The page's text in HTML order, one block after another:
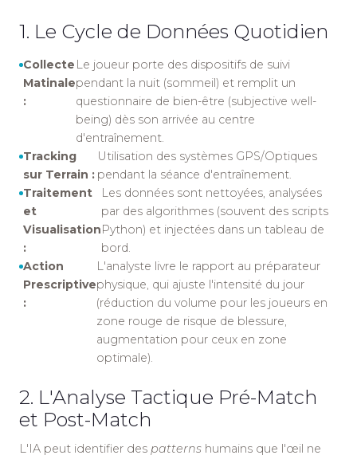
1. Le Cycle de Données Quotidien
Collecte
Matinale
:
Le joueur porte des dispositifs de suivi
pendant la nuit (sommeil) et remplit un
questionnaire de bien-être (subjective well-
being) dès son arrivée au centre
d'entraînement.
Tracking
sur Terrain :
Utilisation des systèmes GPS/Optiques
pendant la séance d'entraînement.
Traitement
et
Visualisation
:
Les données sont nettoyées, analysées
par des algorithmes (souvent des scripts
Python) et injectées dans un tableau de
bord.
Action
Prescriptive
:
L'analyste livre le rapport au préparateur
physique, qui ajuste l'intensité du jour
(réduction du volume pour les joueurs en
zone rouge de risque de blessure,
augmentation pour ceux en zone
optimale).
2. L'Analyse Tactique Pré-Match
et Post-Match
L'IA peut identifier des patterns humains que l'œil ne